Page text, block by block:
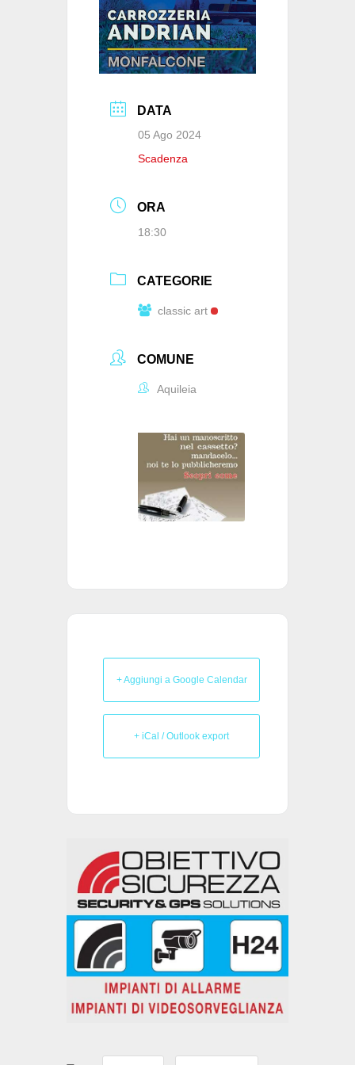
DATA
05 Ago 2024
Scadenza
ORA
18:30
CATEGORIE
classic art
COMUNE
Aquileia
+ Aggiungi a Google Calendar
+ iCal / Outlook export